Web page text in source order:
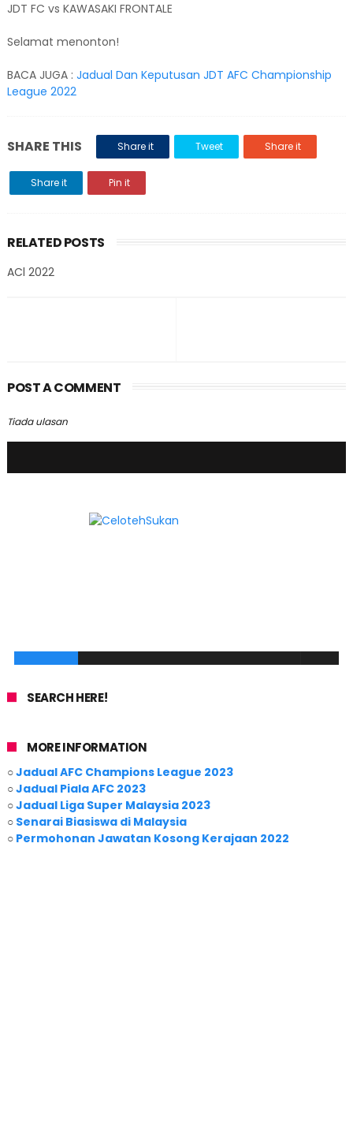
JDT FC vs KAWASAKI FRONTALE
Selamat menonton!
BACA JUGA : Jadual Dan Keputusan JDT AFC Championship
League 2022
SHARE THIS Share it Tweet Share it
Share it Pin it
RELATED POSTS
ACl 2022
POST A COMMENT
Tiada ulasan
SEARCH HERE!
MORE INFORMATION
○Jadual AFC Champions League 2023
○Jadual Piala AFC 2023
○Jadual Liga Super Malaysia 2023
○ Senarai Biasiswa di Malaysia
○ Permohonan Jawatan Kosong Kerajaan 2022